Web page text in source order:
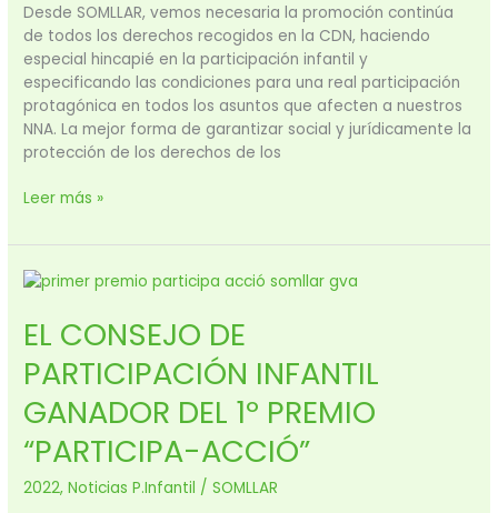
Desde SOMLLAR, vemos necesaria la promoción continúa
de todos los derechos recogidos en la CDN, haciendo
especial hincapié en la participación infantil y
especificando las condiciones para una real participación
protagónica en todos los asuntos que afecten a nuestros
NNA. La mejor forma de garantizar social y jurídicamente la
protección de los derechos de los
Leer más »
EL CONSEJO DE
PARTICIPACIÓN INFANTIL
GANADOR DEL 1º PREMIO
“PARTICIPA-ACCIÓ”
2022,Noticias P.Infantil /SOMLLAR
EL
DE
PARTICIPACIÓN
INFANTIL
DEL
1º
PREMIO
“PARTICIPA-